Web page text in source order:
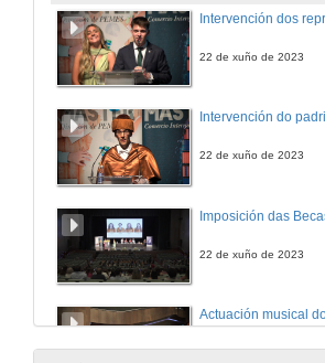
22 de xuño de 2023
22 de xuño de 2023
22 de xuño de 2023
22 de xuño de 2023